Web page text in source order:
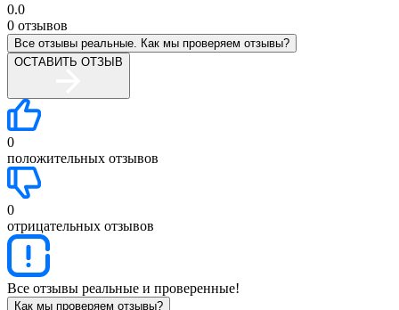
0.0
0 отзывов
Все отзывы реальные. Как мы проверяем отзывы?
ОСТАВИТЬ ОТЗЫВ
0
положительных отзывов
0
отрицательных отзывов
Все отзывы реальные и проверенные!
Как мы проверяем отзывы?